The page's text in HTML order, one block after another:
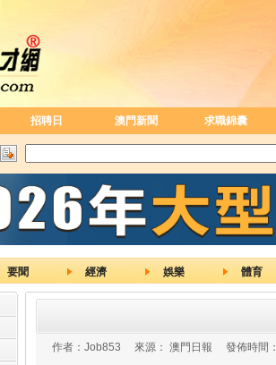
招聘日 澳門新聞 求職錦囊
要聞 經濟 娛樂 體育
作者： Job853 來源： 澳門日報 發佈時間：